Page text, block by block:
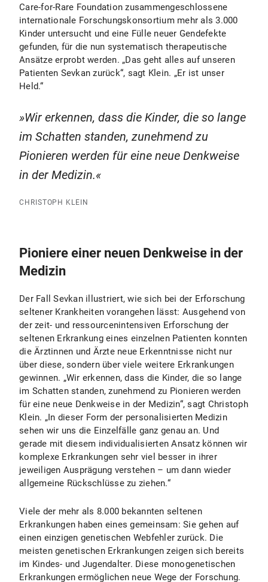
Care-for-Rare Foundation zusammengeschlossene
internationale Forschungskonsortium mehr als 3.000
Kinder untersucht und eine Fülle neuer Gendefekte
gefunden, für die nun systematisch therapeutische
Ansätze erprobt werden. „Das geht alles auf unseren
Patienten Sevkan zurück“, sagt Klein. „Er ist unser
Held.“
Wir erkennen, dass die Kinder, die so lange
im Schatten standen, zunehmend zu
Pionieren werden für eine neue Denkweise
in der Medizin.
CHRISTOPH KLEIN
Pioniere einer neuen Denkweise in der
Medizin
Der Fall Sevkan illustriert, wie sich bei der Erforschung
seltener Krankheiten vorangehen lässt: Ausgehend von
der zeit- und ressourcenintensiven Erforschung der
seltenen Erkrankung eines einzelnen Patienten konnten
die Ärztinnen und Ärzte neue Erkenntnisse nicht nur
über diese, sondern über viele weitere Erkrankungen
gewinnen. „Wir erkennen, dass die Kinder, die so lange
im Schatten standen, zunehmend zu Pionieren werden
für eine neue Denkweise in der Medizin“, sagt Christoph
Klein. „In dieser Form der personalisierten Medizin
sehen wir uns die Einzelfälle ganz genau an. Und
gerade mit diesem individualisierten Ansatz können wir
komplexe Erkrankungen sehr viel besser in ihrer
jeweiligen Ausprägung verstehen – um dann wieder
allgemeine Rückschlüsse zu ziehen.“
Viele der mehr als 8.000 bekannten seltenen
Erkrankungen haben eines gemeinsam: Sie gehen auf
einen einzigen genetischen Webfehler zurück. Die
meisten genetischen Erkrankungen zeigen sich bereits
im Kindes- und Jugendalter. Diese monogenetischen
Erkrankungen ermöglichen neue Wege der Forschung.